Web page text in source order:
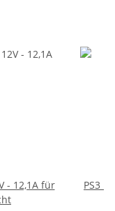
- 12,1A für
PS3